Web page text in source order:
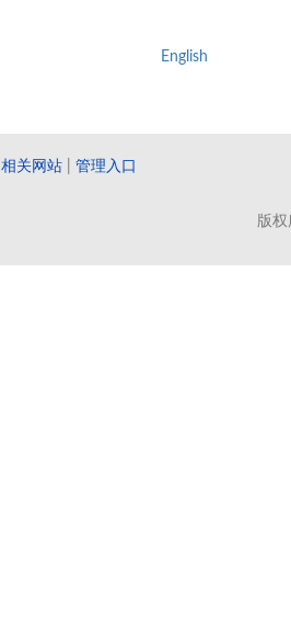
English
相关网站 管理入口
版